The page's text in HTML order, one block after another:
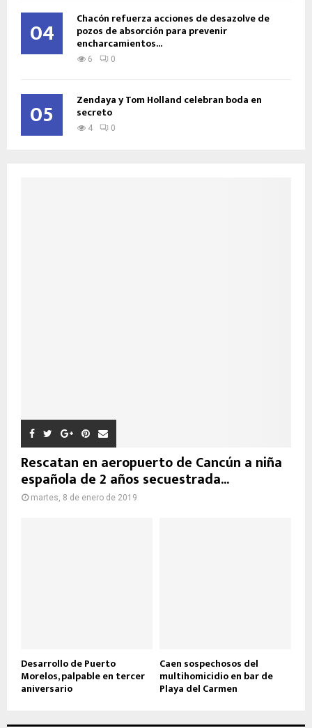
04 Chacón refuerza acciones de desazolve de
pozos de absorción para prevenir
encharcamientos...
6 0
05 Zendaya y Tom Holland celebran boda en
secreto
4 0
Rescatan en aeropuerto de Cancún a niña
española de 2 años secuestrada...
martes, 8 de enero de 2019
Desarrollo de Puerto
Morelos, palpable en tercer
aniversario
Caen sospechosos del
multihomicidio en bar de
Playa del Carmen